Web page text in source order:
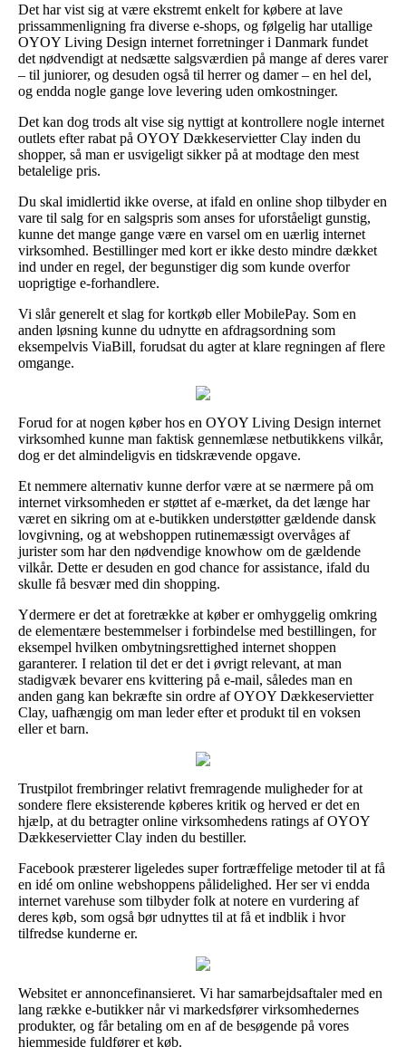
Det har vist sig at være ekstremt enkelt for købere at lave
prissammenligning fra diverse e-shops, og følgelig har utallige
OYOY Living Design internet forretninger i Danmark fundet
det nødvendigt at nedsætte salgsværdien på mange af deres varer
– til juniorer, og desuden også til herrer og damer – en hel del,
og endda nogle gange love levering uden omkostninger.
Det kan dog trods alt vise sig nyttigt at kontrollere nogle internet
outlets efter rabat på OYOY Dækkeservietter Clay inden du
shopper, så man er usvigeligt sikker på at modtage den mest
betalelige pris.
Du skal imidlertid ikke overse, at ifald en online shop tilbyder en
vare til salg for en salgspris som anses for uforståeligt gunstig,
kunne det mange gange være en varsel om en uærlig internet
virksomhed. Bestillinger med kort er ikke desto mindre dækket
ind under en regel, der begunstiger dig som kunde overfor
uoprigtige e-forhandlere.
Vi slår generelt et slag for kortkøb eller MobilePay. Som en
anden løsning kunne du udnytte en afdragsordning som
eksempelvis ViaBill, forudsat du agter at klare regningen af flere
omgange.
Forud for at nogen køber hos en OYOY Living Design internet
virksomhed kunne man faktisk gennemlæse netbutikkens vilkår,
dog er det almindeligvis en tidskrævende opgave.
Et nemmere alternativ kunne derfor være at se nærmere på om
internet virksomheden er støttet af e-mærket, da det længe har
været en sikring om at e-butikken understøtter gældende dansk
lovgivning, og at webshoppen rutinemæssigt overvåges af
jurister som har den nødvendige knowhow om de gældende
vilkår. Dette er desuden en god chance for assistance, ifald du
skulle få besvær med din shopping.
Ydermere er det at foretrække at køber er omhyggelig omkring
de elementære bestemmelser i forbindelse med bestillingen, for
eksempel hvilken ombytningsrettighed internet shoppen
garanterer. I relation til det er det i øvrigt relevant, at man
stadigvæk bevarer ens kvittering på e-mail, således man en
anden gang kan bekræfte sin ordre af OYOY Dækkeservietter
Clay, uafhængig om man leder efter et produkt til en voksen
eller et barn.
Trustpilot frembringer relativt fremragende muligheder for at
sondere flere eksisterende køberes kritik og herved er det en
hjælp, at du betragter online virksomhedens ratings af OYOY
Dækkeservietter Clay inden du bestiller.
Facebook præsterer ligeledes super fortræffelige metoder til at få
en idé om online webshoppens pålidelighed. Her ser vi endda
internet varehuse som tilbyder folk at notere en vurdering af
deres køb, som også bør udnyttes til at få et indblik i hvor
tilfredse kunderne er.
Websitet er annoncefinansieret. Vi har samarbejdsaftaler med en
lang række e-butikker når vi markedsfører virksomhedernes
produkter, og får betaling om en af de besøgende på vores
hjemmeside fuldfører et køb.